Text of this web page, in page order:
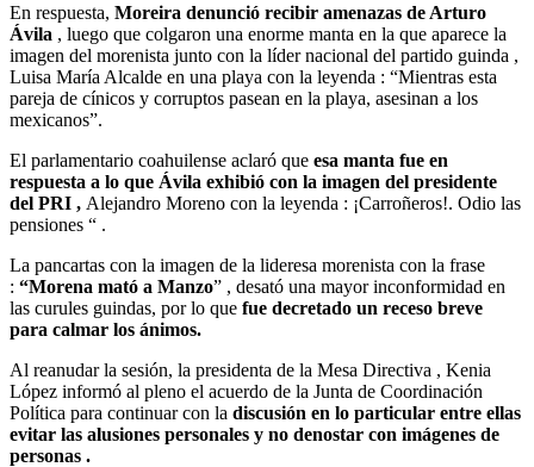
En respuesta, Moreira denunció recibir amenazas de Arturo
Ávila , luego que colgaron una enorme manta en la que aparece la
imagen del morenista junto con la líder nacional del partido guinda ,
Luisa María Alcalde en una playa con la leyenda : “Mientras esta
pareja de cínicos y corruptos pasean en la playa, asesinan a los
mexicanos”.
El parlamentario coahuilense aclaró que esa manta fue en
respuesta a lo que Ávila exhibió con la imagen del presidente
del PRI , Alejandro Moreno con la leyenda : ¡Carroñeros!. Odio las
pensiones “ .
La pancartas con la imagen de la lideresa morenista con la frase
: “Morena mató a Manzo” , desató una mayor inconformidad en
las curules guindas, por lo que fue decretado un receso breve
para calmar los ánimos.
Al reanudar la sesión, la presidenta de la Mesa Directiva , Kenia
López informó al pleno el acuerdo de la Junta de Coordinación
Política para continuar con la discusión en lo particular entre ellas
evitar las alusiones personales y no denostar con imágenes de
personas .